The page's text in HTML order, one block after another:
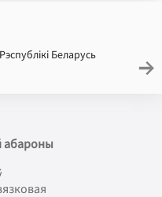
Беларусь
абароны